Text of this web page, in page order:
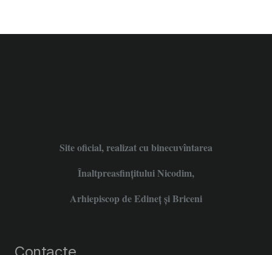
Site oficial, realizat cu binecuvîntarea
Înaltpreasfințitului Nicodim,
Arhiepiscop de Edineţ şi Briceni
Contacte